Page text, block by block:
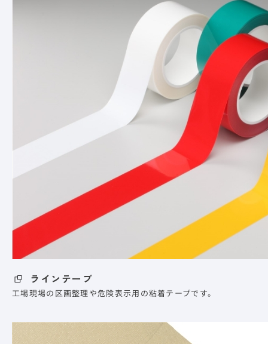
ラインテープ
工場現場の区画整理や危険表示用の粘着テープです。